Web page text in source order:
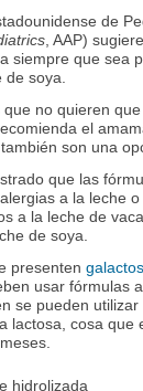
de
, AAP)
siempre que sea
soya.
que no quieren
el
son una
que las
a la leche
a la leche de
de soya.
presenten
usar fórmulas
se pueden
lactosa, cosa que
hidrolizada